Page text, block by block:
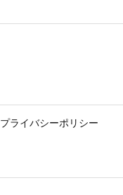
プライバシーポリシー